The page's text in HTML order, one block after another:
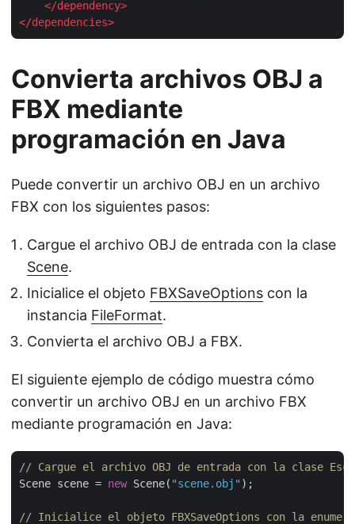
</dependency>
</dependencies>
Convierta archivos OBJ a
FBX mediante
programación en Java
Puede convertir un archivo OBJ en un archivo
FBX con los siguientes pasos:
Cargue el archivo OBJ de entrada con la clase
Scene.
Inicialice el objeto FBXSaveOptions con la
instancia FileFormat.
Convierta el archivo OBJ a FBX.
El siguiente ejemplo de código muestra cómo
convertir un archivo OBJ en un archivo FBX
mediante programación en Java:
// Cargue el archivo OBJ de entrada con la clase
Scene scene = new Scene( "scene.obj" );
// Inicialice el objeto FBXSaveOptions con la